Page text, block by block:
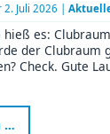
2. Juli 2026 |
hieß es:
der Clubraum
Check. Gute
…